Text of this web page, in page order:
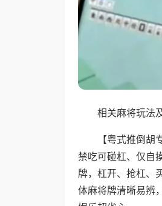
相关麻将玩法
【粤式推倒
禁吃可碰杠、仅自
牌，杠开、抢杠、
体麻将牌清晰易辨